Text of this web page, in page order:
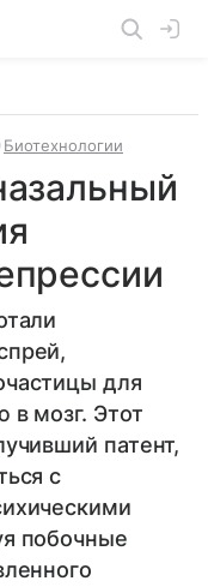
Биотехнологии
для
в мозг. Этот
патент,
с
побочные